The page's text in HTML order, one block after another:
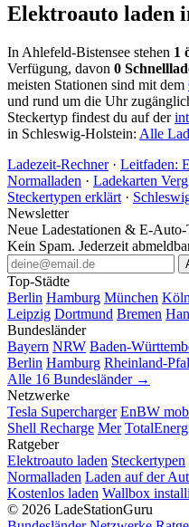
Elektroauto laden
In Ahlefeld-Bistensee stehen 1
Verfügung, davon 0
meisten Stationen sind mit dem
und rund um die Uhr
Steckertyp findest du auf der
in Schleswig-Holstein: Alle
Ladezeit-Rechner · Leitfaden:
Normalladen · Ladekarten
Steckertypen erklärt ·
Newsletter
Neue Ladestationen & E-Auto-
Kein Spam. Jederzeit
Top-Städte
Berlin Hamburg München Köln
Leipzig Dortmund Bremen
Bundesländer
Bayern NRW Baden-
Berlin Hamburg Rheinland-
Alle 16 Bundesländer →
Netzwerke
Tesla Supercharger EnBW
Shell Recharge Mer
Ratgeber
Elektroauto laden Steckertypen
Normalladen Laden auf der
Kostenlos laden Wallbox
© 2026 LadeStationGuru